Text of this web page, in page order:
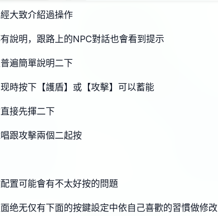
大致介紹過操作
說明，跟路上的NPC對話也會看到提示
遍簡單說明二下
時按下【護盾】或【攻擊】可以蓄能
接先揮二下
跟攻擊兩個二起按
置可能會有不太好按的問題
绝无仅有下面的按鍵設定中依自己喜歡的習慣做修改